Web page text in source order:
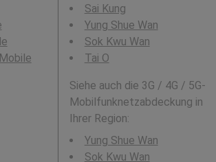
Sai Kung
Yung Shue Wan
Sok Kwu Wan
Tai O
Siehe auch die 3G / 4G / 5G-
Mobilfunknetzabdeckung in
Ihrer Region:
Yung Shue Wan
Sok Kwu Wan